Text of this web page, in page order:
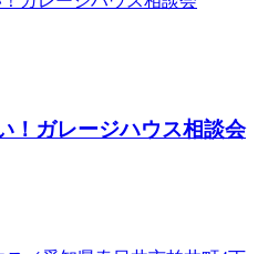
！ガレージハウス相談会